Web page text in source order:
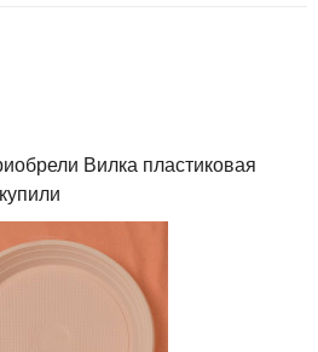
Вилка пластиковая